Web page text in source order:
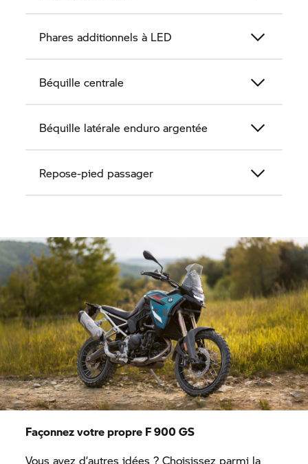
Phares additionnels à LED
Béquille centrale
Béquille latérale enduro argentée
Repose-pied passager
Façonnez votre propre F 900 GS
Vous avez d’autres idées ? Choisissez parmi la